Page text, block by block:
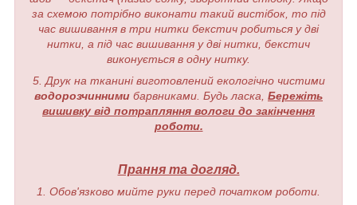
за схемою потрібно виконати такий вистібок, то під
час вишивання в три нитки бекстич робиться у дві
нитки, а під час вишивання у дві нитки, бекстич
виконується в одну нитку.
5. Друк на тканині виготовлений екологічно чистими
водорозчинними барвниками. Будь ласка, Бережіть
вишивку від потрапляння вологи до закінчення
роботи.
Прання та догляд.
1. Обов'язково мийте руки перед початком роботи.